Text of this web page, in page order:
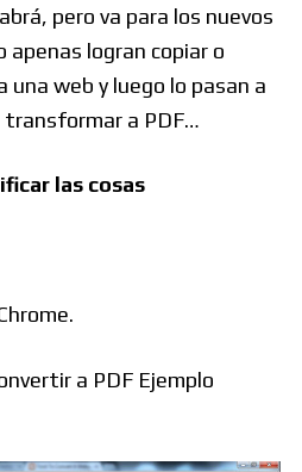
Buscar:pero va para los nuevos
apenas logran copiar o
una web y luego lo pasan a
transformar a PDF…
las cosas
a PDF Ejemplo